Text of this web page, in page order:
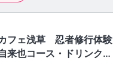
フェ浅草 忍者修行体験
来也コース・ドリンク